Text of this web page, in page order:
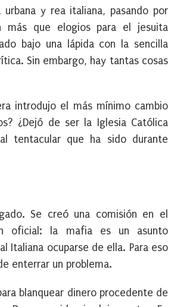
y rea italiana, pasando por
más que elogios para el jesuita
bajo una lápida con la sencilla
Sin embargo, hay tantas cosas
introdujo el más mínimo cambio
¿Dejó de ser la Iglesia Católica
tentacular que ha sido durante
Se creó una comisión en el
oficial: la mafia es un asunto
Italiana ocuparse de ella. Para eso
enterrar un problema.
blanquear dinero procedente de